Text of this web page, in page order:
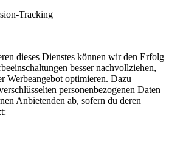
Tracking
dieses Dienstes können wir den Erfolg
besser nachvollziehen,
Werbeangebot optimieren. Dazu
personenbezogenen Daten
Anbietenden ab, sofern du deren